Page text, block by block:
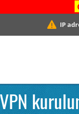
IP
VPN